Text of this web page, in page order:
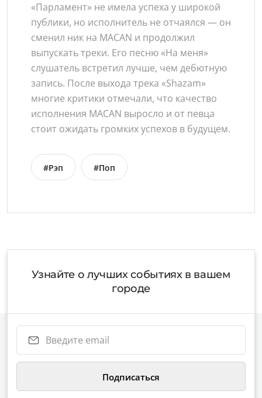
«Парламент» не имела успеха у широкой
публики, но исполнитель не отчаялся — он
сменил ник на MACAN и продолжил
выпускать треки. Его песню «На меня»
слушатель встретил лучше, чем дебютную
запись. После выхода трека «Shazam»
многие критики отмечали, что качество
исполнения MACAN выросло и от певца
стоит ожидать громких успехов в будущем.
#Рэп #Поп
Узнайте о лучших событиях в вашем
городе